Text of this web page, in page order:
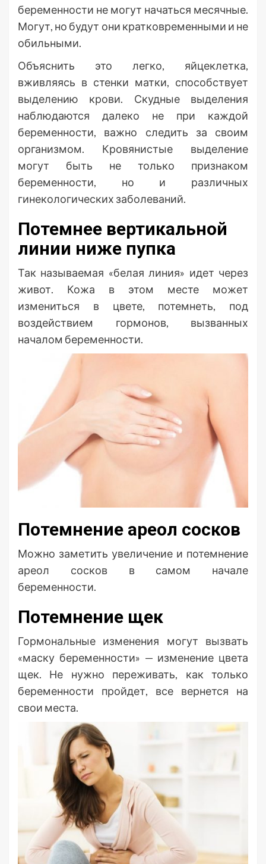
беременности не могут начаться месячные.
Могут, но будут они кратковременными и не
обильными.
Объяснить это легко, яйцеклетка,
вживляясь в стенки матки, способствует
выделению крови. Скудные выделения
наблюдаются далеко не при каждой
беременности, важно следить за своим
организмом. Кровянистые выделение
могут быть не только признаком
беременности, но и различных
гинекологических заболеваний.
Потемнее вертикальной
линии ниже пупка
Так называемая «белая линия» идет через
живот. Кожа в этом месте может
измениться в цвете, потемнеть, под
воздействием гормонов, вызванных
началом беременности.
Потемнение ареол сосков
Можно заметить увеличение и потемнение
ареол сосков в самом начале
беременности.
Потемнение щек
Гормональные изменения могут вызвать
«маску беременности» — изменение цвета
щек. Не нужно переживать, как только
беременности пройдет, все вернется на
свои места.